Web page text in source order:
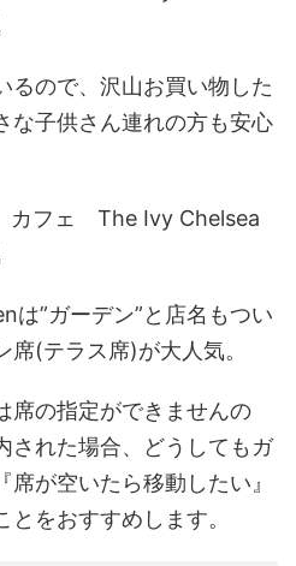
るので、沢山お買い物した
な子供さん連れの方も安心
”ガーデン”と店名もつい
席(テラス席)が大人気。
席の指定ができませんの
された場合、どうしてもガ
が空いたら移動したい』
をおすすめします。